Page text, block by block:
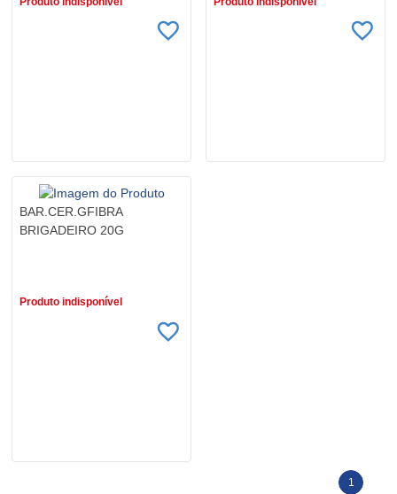
BAR.CER.GFIBRA
BRIGADEIRO 20G
Produto indisponível
1